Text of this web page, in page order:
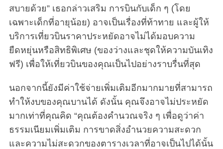
สบายด้วย” เธอกล่าวเสริม การบินกับเด็ก ๆ (โดย
เฉพาะเด็กที่อายุน้อย) อาจเป็นเรื่องที่ท้าทาย และผู้ให้
บริการเที่ยวบินราคาประหยัดอาจไม่ได้มอบความ
ยืดหยุ่นหรือสิทธิพิเศษ (ของว่างและชุดให้ความบันเทิง
ฟรี) เพื่อให้เที่ยวบินของคุณเป็นไปอย่างราบรื่นที่สุด
นอกจากนี้ยังมีค่าใช้จ่ายเพิ่มเติมอีกมากมายที่สามารถ
ทำให้งบของคุณบานได้ ดังนั้น คุณจึงอาจไม่ประหยัด
มากเท่าที่คุณคิด “คุณต้องคำนวณจริง ๆ เพื่อดูว่าค่า
ธรรมเนียมเพิ่มเติม การขาดสิ่งอำนวยความสะดวก
และความไม่สะดวกของตารางเวลาที่อาจเป็นไปได้นั้น